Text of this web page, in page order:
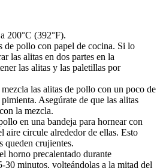
200°C (392°F).
de pollo con papel de cocina. Si lo
las alitas en dos partes en la
las alitas y las paletillas por
las alitas de pollo con un poco de
Asegúrate de que las alitas
la mezcla.
en una bandeja para hornear con
aire circule alrededor de ellas. Esto
queden crujientes.
horno precalentado durante
30 minutos, volteándolas a la mitad del